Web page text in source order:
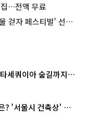
…전액 무료
스티벌' 선착순 5천명
세쿼이아 숲길까지…
? '서울시 건축상' 수